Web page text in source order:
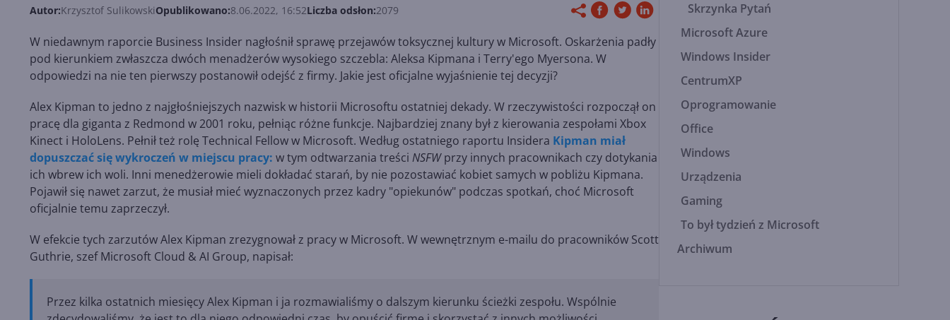
Autor:Krzysztof SulikowskiOpublikowano:8.06.2022, 16:52Liczba odsłon:2079
W niedawnym raporcie Business Insider nagłośnił sprawę przejawów toksycznej kultury w Microsoft. Oskarżenia padły
pod kierunkiem zwłaszcza dwóch menadżerów wysokiego szczebla: Aleksa Kipmana i Terry'ego Myersona. W
odpowiedzi na nie ten pierwszy postanowił odejść z firmy. Jakie jest oficjalne wyjaśnienie tej decyzji?
Alex Kipman to jedno z najgłośniejszych nazwisk w historii Microsoftu ostatniej dekady. W rzeczywistości rozpoczął on
pracę dla giganta z Redmond w 2001 roku, pełniąc różne funkcje. Najbardziej znany był z kierowania zespołami Xbox
Kinect i HoloLens. Pełnił też rolę Technical Fellow w Microsoft. Według ostatniego raportu Insidera Kipman miał
dopuszczać się wykroczeń w miejscu pracy: w tym odtwarzania treści NSFWprzy innych pracownikach czy dotykania
ich wbrew ich woli. Inni menedżerowie mieli dokładać starań, by nie pozostawiać kobiet samych w pobliżu Kipmana.
Pojawił się nawet zarzut, że musiał mieć wyznaczonych przez kadry "opiekunów" podczas spotkań, choć Microsoft
oficjalnie temu zaprzeczył.
W efekcie tych zarzutów Alex Kipman zrezygnował z pracy w Microsoft. W wewnętrznym e-mailu do pracowników Scott
Guthrie, szef Microsoft Cloud & AI Group, napisał:
Przez kilka ostatnich miesięcy Alex Kipman i ja rozmawialiśmy o dalszym kierunku ścieżki zespołu. Wspólnie
Skrzynka Pytań
Microsoft Azure
Windows Insider
CentrumXP
Oprogramowanie
Office
Windows
Urządzenia
Gaming
To był tydzień z Microsoft
Archiwum